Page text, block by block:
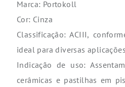
Marca: Portokoll
Cor: Cinza
Classificação: ACIII,
ideal para diversas aplicações
Indicação de uso:
cerâmicas e pastilhas em